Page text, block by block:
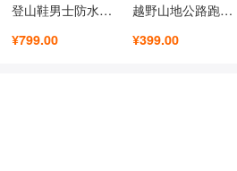
登山鞋男士防水鞋
¥799.00
越野山地公路跑鞋
¥399.00